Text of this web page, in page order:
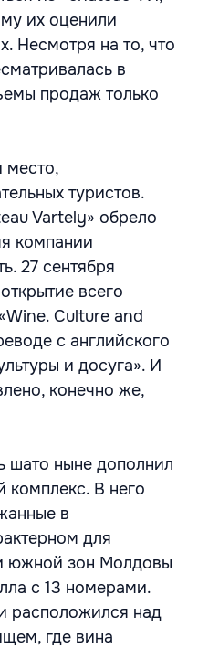
их оценили
Несмотря на то, что
в
продаж только
место,
туристов.
Vartely» обрело
компании
27 сентября
всего
Culture and
с английского
и досуга». И
конечно же,
шато ныне дополнил
комплекс. В него
в
для
южной зон Молдовы
с 13 номерами.
расположился над
где вина